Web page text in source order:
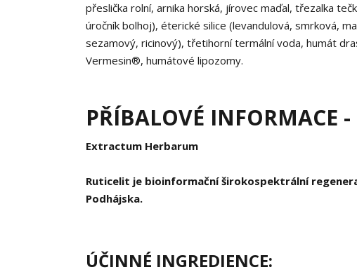
přeslička rolní, arnika horská, jírovec maďal, třezalka
úročník bolhoj), éterické silice (levandulová, smrková,
sezamový, ricinový), třetihorní termální voda, humát
Vermesin®, humátové lipozomy.
PŘÍBALOVÉ INFORMACE
Extractum Herbarum
Ruticelit je bioinformační širokospektrální
Podhájska.
ÚČINNÉ INGREDIENCE: